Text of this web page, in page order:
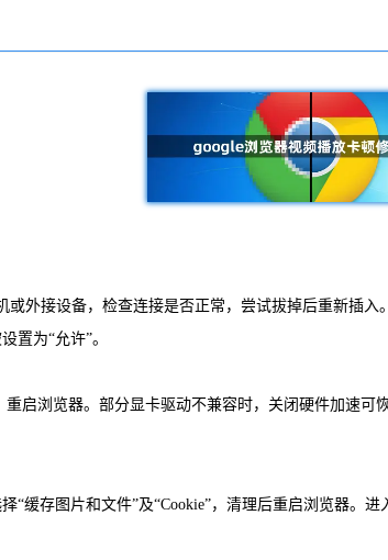
外接设备，检查连接是否正常，尝试拔掉后重新插
置为“允许”。
启浏览器。部分显卡驱动不兼容时，关闭硬件加速可
“缓存图片和文件”及“Cookie”，清理后重启浏览器